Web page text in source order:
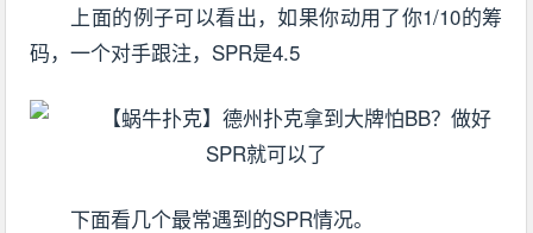
上面的例子可以看出，如果你动用了你1/10的筹
码，一个对手跟注，SPR是4.5
下面看几个最常遇到的SPR情况。